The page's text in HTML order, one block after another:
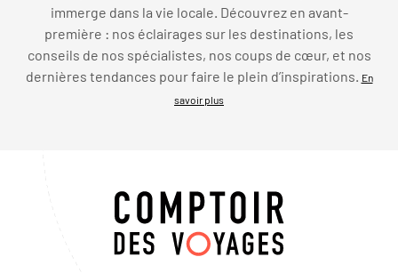
immerge dans la vie locale. Découvrez en avant-
première : nos éclairages sur les destinations, les
conseils de nos spécialistes, nos coups de cœur, et nos
dernières tendances pour faire le plein d’inspirations.
En
savoir plus